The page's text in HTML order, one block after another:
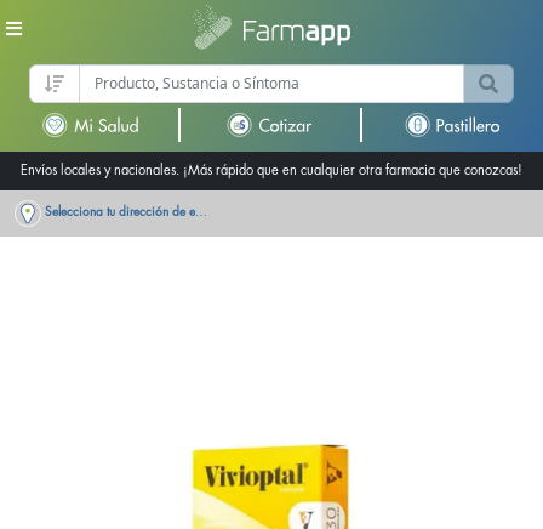
Envíos locales y nacionales. ¡Más rápido que en cualquier otra farmacia que conozcas!
Selecciona tu dirección de entrega